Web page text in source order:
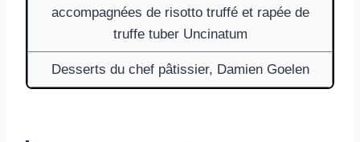
accompagnées de risotto truffé et rapée de
truffe tuber Uncinatum
Desserts du chef pâtissier, Damien Goelen